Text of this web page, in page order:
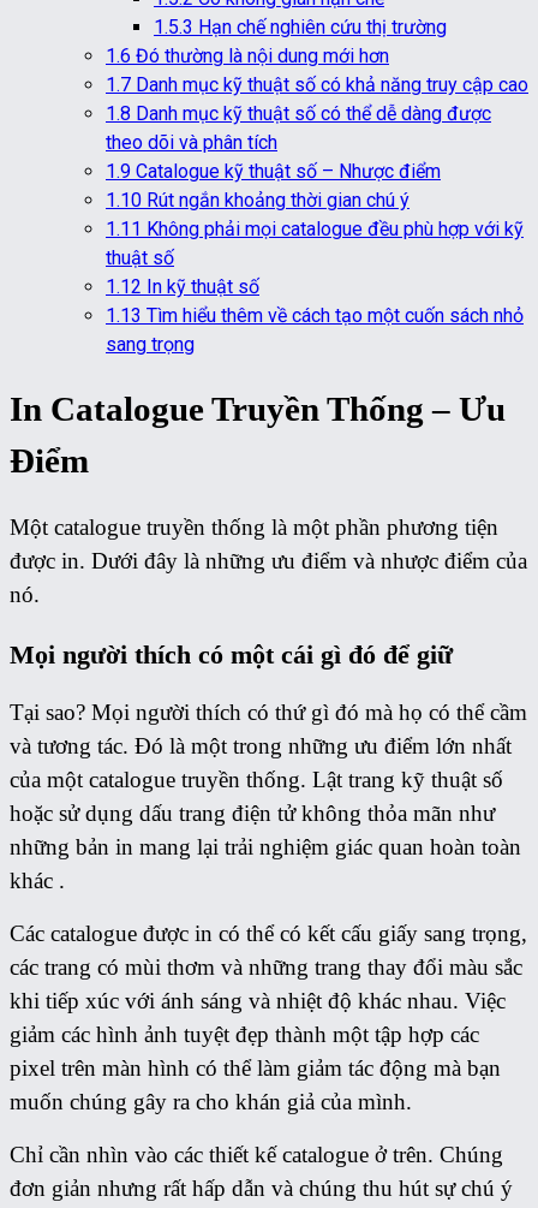
1.5.3 Hạn chế nghiên cứu thị trường
1.6 Đó thường là nội dung mới hơn
1.7 Danh mục kỹ thuật số có khả năng truy cập cao
1.8 Danh mục kỹ thuật số có thể dễ dàng được
theo dõi và phân tích
1.9 Catalogue kỹ thuật số – Nhược điểm
1.10 Rút ngắn khoảng thời gian chú ý
1.11 Không phải mọi catalogue đều phù hợp với kỹ
thuật số
1.12 In kỹ thuật số
1.13 Tìm hiểu thêm về cách tạo một cuốn sách nhỏ
sang trọng
In Catalogue Truyền Thống – Ưu
Điểm
Một catalogue truyền thống là một phần phương tiện
được in. Dưới đây là những ưu điểm và nhược điểm của
nó.
Mọi người thích có một cái gì đó để giữ
Tại sao? Mọi người thích có thứ gì đó mà họ có thể cầm
và tương tác. Đó là một trong những ưu điểm lớn nhất
của một catalogue truyền thống. Lật trang kỹ thuật số
hoặc sử dụng dấu trang điện tử không thỏa mãn như
những bản in mang lại trải nghiệm giác quan hoàn toàn
khác .
Các catalogue được in có thể có kết cấu giấy sang trọng,
các trang có mùi thơm và những trang thay đổi màu sắc
khi tiếp xúc với ánh sáng và nhiệt độ khác nhau. Việc
giảm các hình ảnh tuyệt đẹp thành một tập hợp các
pixel trên màn hình có thể làm giảm tác động mà bạn
muốn chúng gây ra cho khán giả của mình.
Chỉ cần nhìn vào các thiết kế catalogue ở trên. Chúng
đơn giản nhưng rất hấp dẫn và chúng thu hút sự chú ý